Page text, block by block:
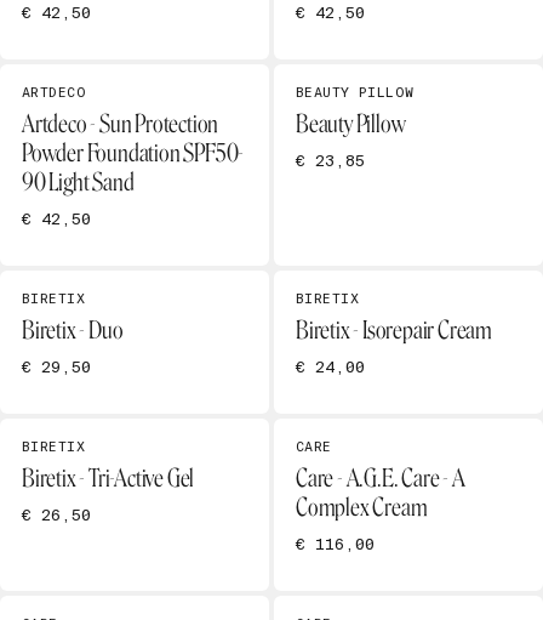
€ 42,50 € 42,50
ARTDECO
Artdeco - Sun Protection
Powder Foundation SPF50-
90 Light Sand
€ 42,50
BEAUTY PILLOW
Beauty Pillow
€ 23,85
BIRETIX
Biretix - Duo
€ 29,50
BIRETIX
Biretix - Isorepair Cream
€ 24,00
BIRETIX
Biretix - Tri-Active Gel
€ 26,50
CARE
Care - A.G.E. Care - A
Complex Cream
€ 116,00